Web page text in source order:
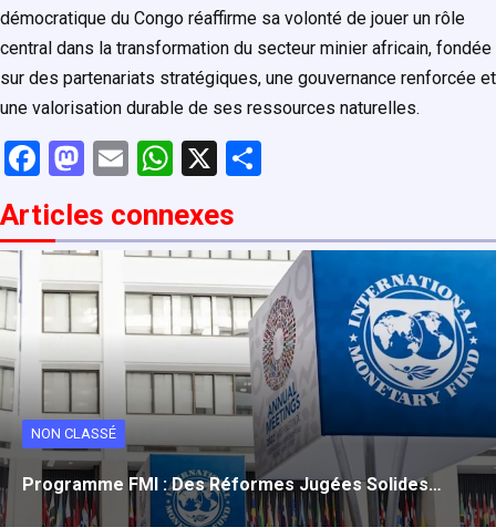
démocratique du Congo réaffirme sa volonté de jouer un rôle
central dans la transformation du secteur minier africain, fondée
sur des partenariats stratégiques, une gouvernance renforcée et
une valorisation durable de ses ressources naturelles.
F
a
ce
b
o
o
k
M
st
o
d
o
n
E
ail
W
at
s
A
p
p
X
ta
g
er
Articles connexes
NON CLASSÉ
Programme FMI : Des Réformes Jugées Solides…